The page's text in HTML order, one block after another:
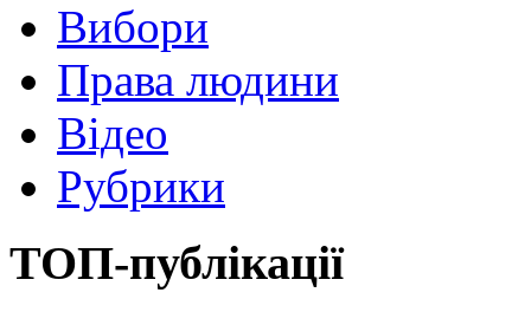
Вибори
Права людини
Відео
Рубрики
ТОП-публікації